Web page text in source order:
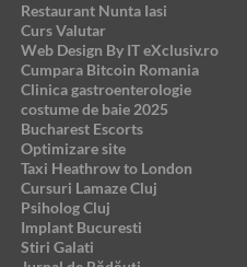
Restaurant Nunta Iasi
Curs Valutar
Web Design By IT eXclusiv.ro
Cumpara Bitcoin Romania
Clinica gastroenterologie
costume de baie 2025
Bucharest Escorts
Optimizare site
Taxi Heathrow to London
Cursuri Lamaze Cluj
Psiholog Cluj
Implant Bucuresti
Stiri Galati